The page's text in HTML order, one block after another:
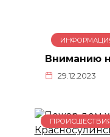
Вниманию
29.12.2023